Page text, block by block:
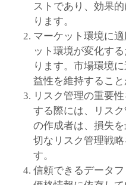
ストであり、効果
ります。
マーケット環境に
ット環境が変化す
ります。市場環境
益性を維持すること
リスク管理の重要
する際には、リス
の作成者は、損失
切なリスク管理戦
す。
信頼できるデータ